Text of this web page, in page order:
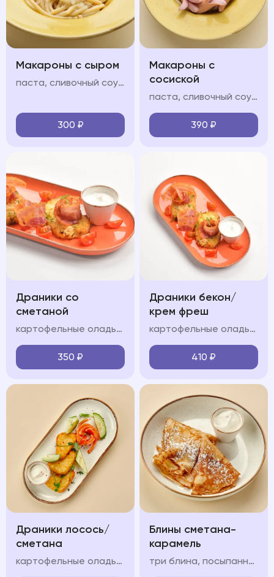
Макароны с сыром
паста, сливочный соус, пармезан
300 ₽
Макароны с
сосиской
паста, сливочный соус, молочные сосиски, пармезан
390 ₽
Драники со
сметаной
картофельные оладьи, сметанно-сливочный крем
350 ₽
Драники бекон/
крем фреш
картофельные оладьи, обжаренный бекон, сметанно-сливочный крем,, зелень, сметана
410 ₽
Драники лосось/
сметана
картофельные оладьи, форель, помидоры черри, сметанно-сливочный крем, огурец, зелень
Блины сметана-
карамель
три блина, посыпанные сахарной пудрой подаются с карамелью, сметаной или сгущенным молоком (на выбор)